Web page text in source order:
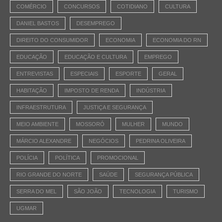
COMÉRCIO CONCURSOS COTIDIANO CULTURA
DANIEL BASTOS DESEMPREGO
DIREITO DO CONSUMIDOR ECONOMIA ECONOMIA DO RN
EDUCAÇÃO EDUCAÇÃO E CULTURA EMPREGO
ENTREVISTAS ESPECIAIS ESPORTE GERAL
HABITAÇÃO IMPOSTO DE RENDA INDÚSTRIA
INFRAESTRUTURA JUSTIÇA E SEGURANÇA
MEIO AMBIENTE MOSSORÓ MULHER MUNDO
MÁRCIO ALEXANDRE NEGÓCIOS PEDRINA OLIVEIRA
POLÍCIA POLÍTICA PROMOCIONAL
RIO GRANDE DO NORTE SAÚDE SEGURANÇA PÚBLICA
SERRA DO MEL SÃO JOÃO TECNOLOGIA TURISMO
UGMAR